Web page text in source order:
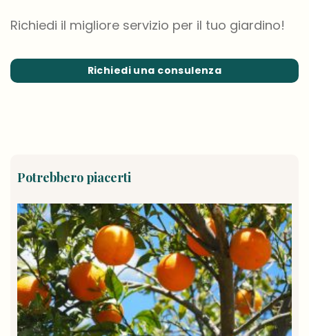
Richiedi il migliore servizio per il tuo giardino!
Richiedi una consulenza
Potrebbero piacerti